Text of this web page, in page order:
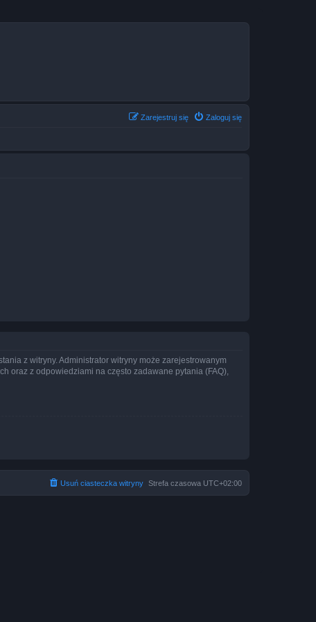
Zaloguj się
Zarejestruj się
z witryny. Administrator witryny może zarejestrowanym
oraz z odpowiedziami na często zadawane pytania (FAQ),
Strefa czasowa UTC+02:00
Usuń ciasteczka witryny